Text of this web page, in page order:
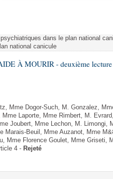
dans le plan national
national canicule
À MOURIR - deuxième lecture
Mme Dogor-Such, M. Gonzalez,
Laporte, Mme Rimbert, M.
Joubert, Mme Lechon, M. Limongi,
Marais-Beuil, Mme Auzanot, Mme
Mme Florence Goulet, Mme Griseti,
4 - Rejeté